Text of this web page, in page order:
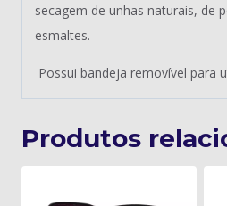
secagem de unhas naturais, de
esmaltes.
Possui bandeja removível para
Produtos